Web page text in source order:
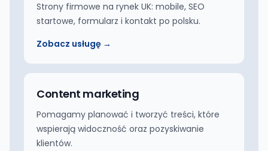
Strony firmowe na rynek UK: mobile, SEO
startowe, formularz i kontakt po polsku.
Zobacz usługę →
Content marketing
Pomagamy planować i tworzyć treści, które
wspierają widoczność oraz pozyskiwanie
klientów.